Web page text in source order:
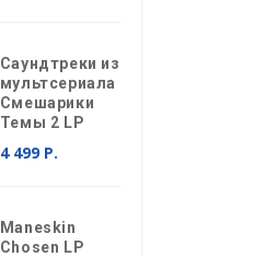
Саундтреки из
мультсериала
Смешарики
Темы 2 LP
4 499 Р.
Maneskin
Chosen LP